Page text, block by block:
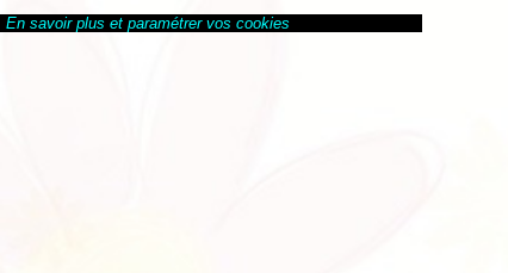
En savoir plus et paramétrer vos cookies